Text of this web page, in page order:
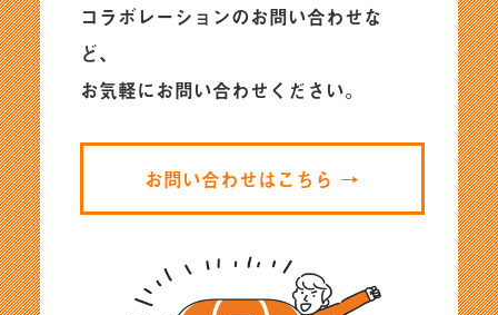
コラボレーションのお問い合わせな
ど、
お気軽にお問い合わせください。
お問い合わせはこちら →